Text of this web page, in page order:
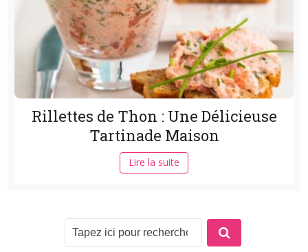
Rillettes de Thon : Une Délicieuse
Tartinade Maison
Lire la suite